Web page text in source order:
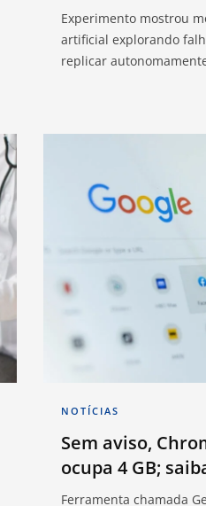
Experimento mostrou
artificial explorando
replicar
NOTÍCIAS
Sem aviso,
ocupa 4 GB;
Ferramenta chamada